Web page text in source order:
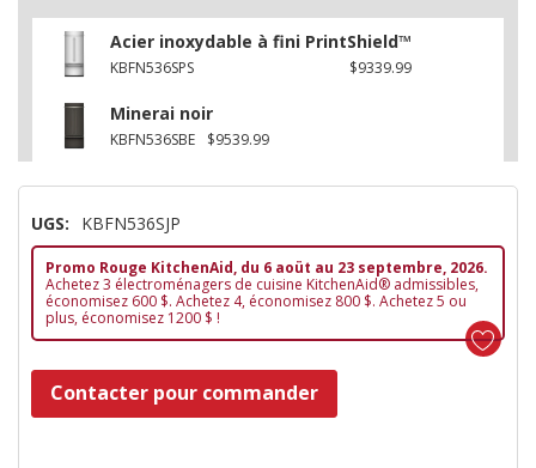
Acier inoxydable à fini PrintShield™
KBFN536SPS $9339.99
Minerai noir
KBFN536SBE $9539.99
UGS: KBFN536SJP
Promo Rouge KitchenAid, du 6 aoüt au 23 septembre, 2026.
Achetez 3 électroménagers de cuisine KitchenAid® admissibles,
économisez 600 $. Achetez 4, économisez 800 $. Achetez 5 ou
plus, économisez 1200 $ !
Dépêchez-
vous!
Contacter pour commander